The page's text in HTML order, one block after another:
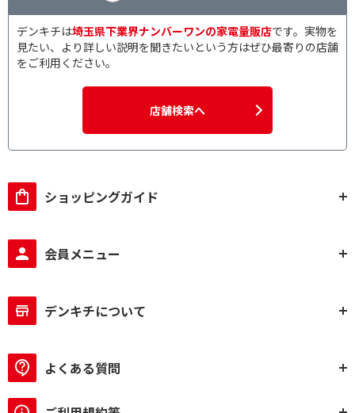
デンキチは埼玉県下業界ナンバーワンの家電量販店です。実物を
見たい、より詳しい説明を聞きたいという方はぜひ最寄りの店舗
をご利用ください。
店舗検索へ
ショッピングガイド
会員メニュー
デンキチについて
よくある質問